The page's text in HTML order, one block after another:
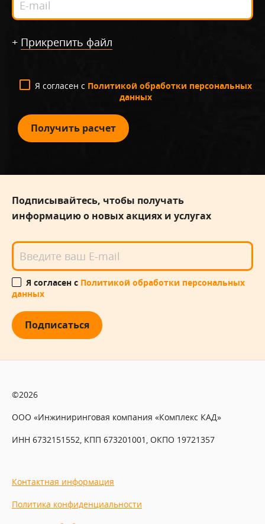
+ Прикрепить файл
Я согласен с Политикой обработки персональных
данных
Получить расчет
Подписывайтесь, чтобы получать
информацию о новых акциях и услугах
Я согласен с Политикой обработки персональных
данных
Подписаться
©2026
ООО «Инжиниринговая компания «Комплекс КАД»
ИНН 6732151552, КПП 673201001, ОКПО 19721357
Контактная информация
Политика конфиденциальности